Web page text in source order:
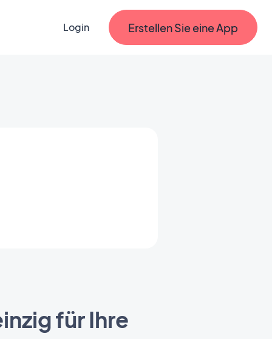
Login Erstellen Sie eine App
für Ihre